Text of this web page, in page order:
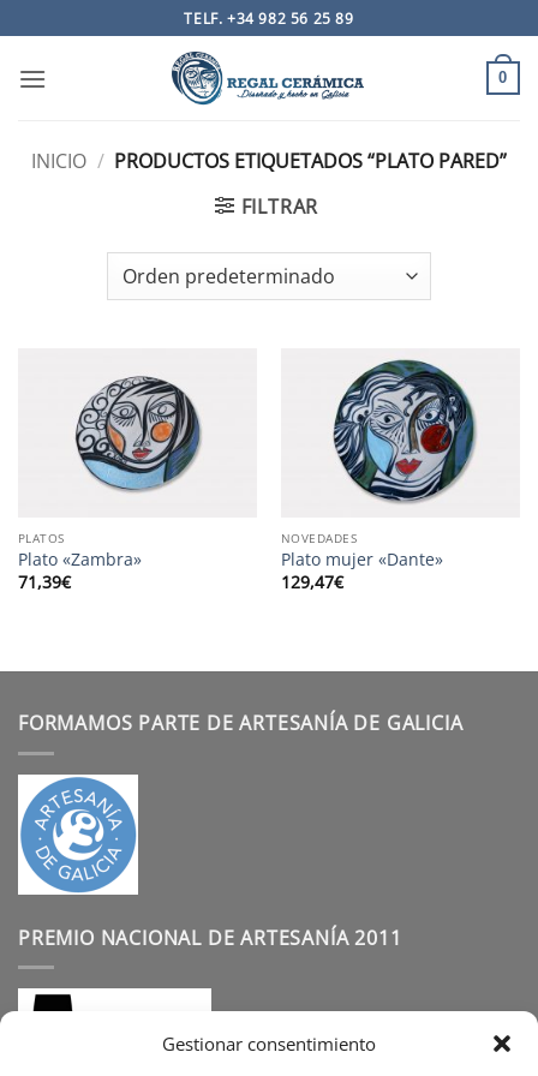
Gestionar consentimiento
al
contenido
TELF. +34 982 56 25 89
0
INICIO / PRODUCTOS ETIQUETADOS “PLATO PARED”
FILTRAR
PLATOS
Plato «Zambra»
71,39€
NOVEDADES
Plato mujer «Dante»
129,47€
FORMAMOS PARTE DE ARTESANÍA DE GALICIA
PREMIO NACIONAL DE ARTESANÍA 2011